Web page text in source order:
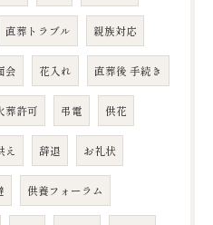
直葬トラブル 親族対応
会 花入れ 直葬後 手続き
葬許可 弔電 供花
え 辞退 お礼状
供養フォーラム